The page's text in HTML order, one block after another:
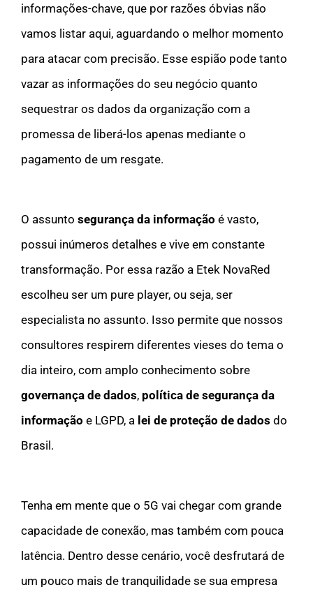
informações-chave, que por razões óbvias não
vamos listar aqui, aguardando o melhor momento
para atacar com precisão. Esse espião pode tanto
vazar as informações do seu negócio quanto
sequestrar os dados da organização com a
promessa de liberá-los apenas mediante o
pagamento de um resgate.
O assunto segurança da informação é vasto,
possui inúmeros detalhes e vive em constante
transformação. Por essa razão a Etek NovaRed
escolheu ser um pure player, ou seja, ser
especialista no assunto. Isso permite que nossos
consultores respirem diferentes vieses do tema o
dia inteiro, com amplo conhecimento sobre
governança de dados, política de segurança da
informação e LGPD, a lei de proteção de dados do
Brasil.
Tenha em mente que o 5G vai chegar com grande
capacidade de conexão, mas também com pouca
latência. Dentro desse cenário, você desfrutará de
um pouco mais de tranquilidade se sua empresa